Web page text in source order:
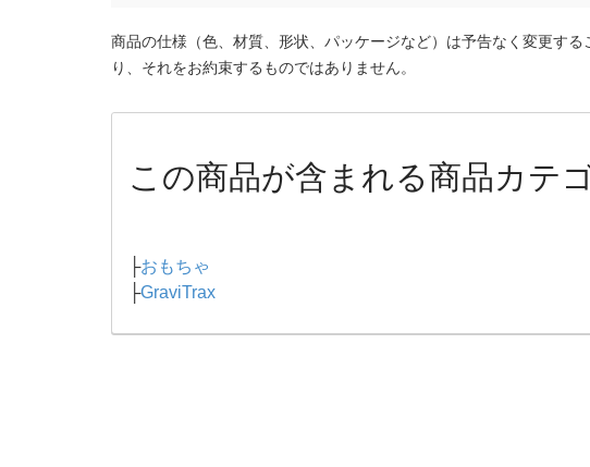
商品の仕様（色、材質、形状、パッケージなど）は予告なく変更す
り、それをお約束するものではありません。
この商品が含まれる商品カテ
├おもちゃ
├GraviTrax